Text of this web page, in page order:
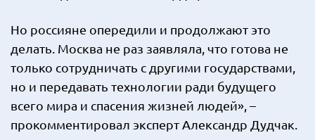
Но россияне опередили и продолжают это
делать. Москва не раз заявляла, что готова не
только сотрудничать с другими государствами,
но и передавать технологии ради будущего
всего мира и спасения жизней людей», –
прокомментировал эксперт Александр Дудчак.